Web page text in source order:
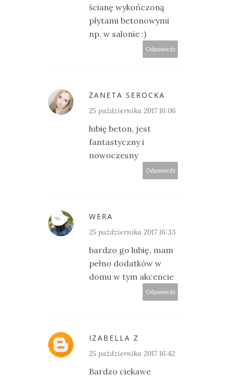
ścianę wykończoną
płytami betonowymi
np. w salonie :)
Odpowiedz
ŻANETA SEROCKA
25 października 2017 16:06
lubię beton, jest
fantastyczny i
nowoczesny
Odpowiedz
WERA
25 października 2017 16:33
bardzo go lubię, mam
pełno dodatków w
domu w tym akcencie
Odpowiedz
IZABELLA Z
25 października 2017 16:42
Bardzo ciekawe